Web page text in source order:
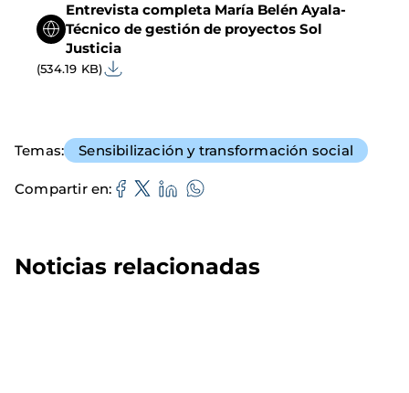
Entrevista completa María Belén Ayala-
Técnico de gestión de proyectos Sol
Justicia
(534.19 KB)
Temas Sensibilización y transformación social
Compartir en
Noticias relacionadas